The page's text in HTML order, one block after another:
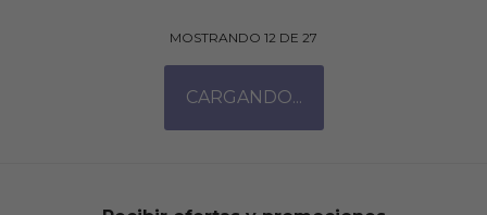
MOSTRANDO 12 DE 27